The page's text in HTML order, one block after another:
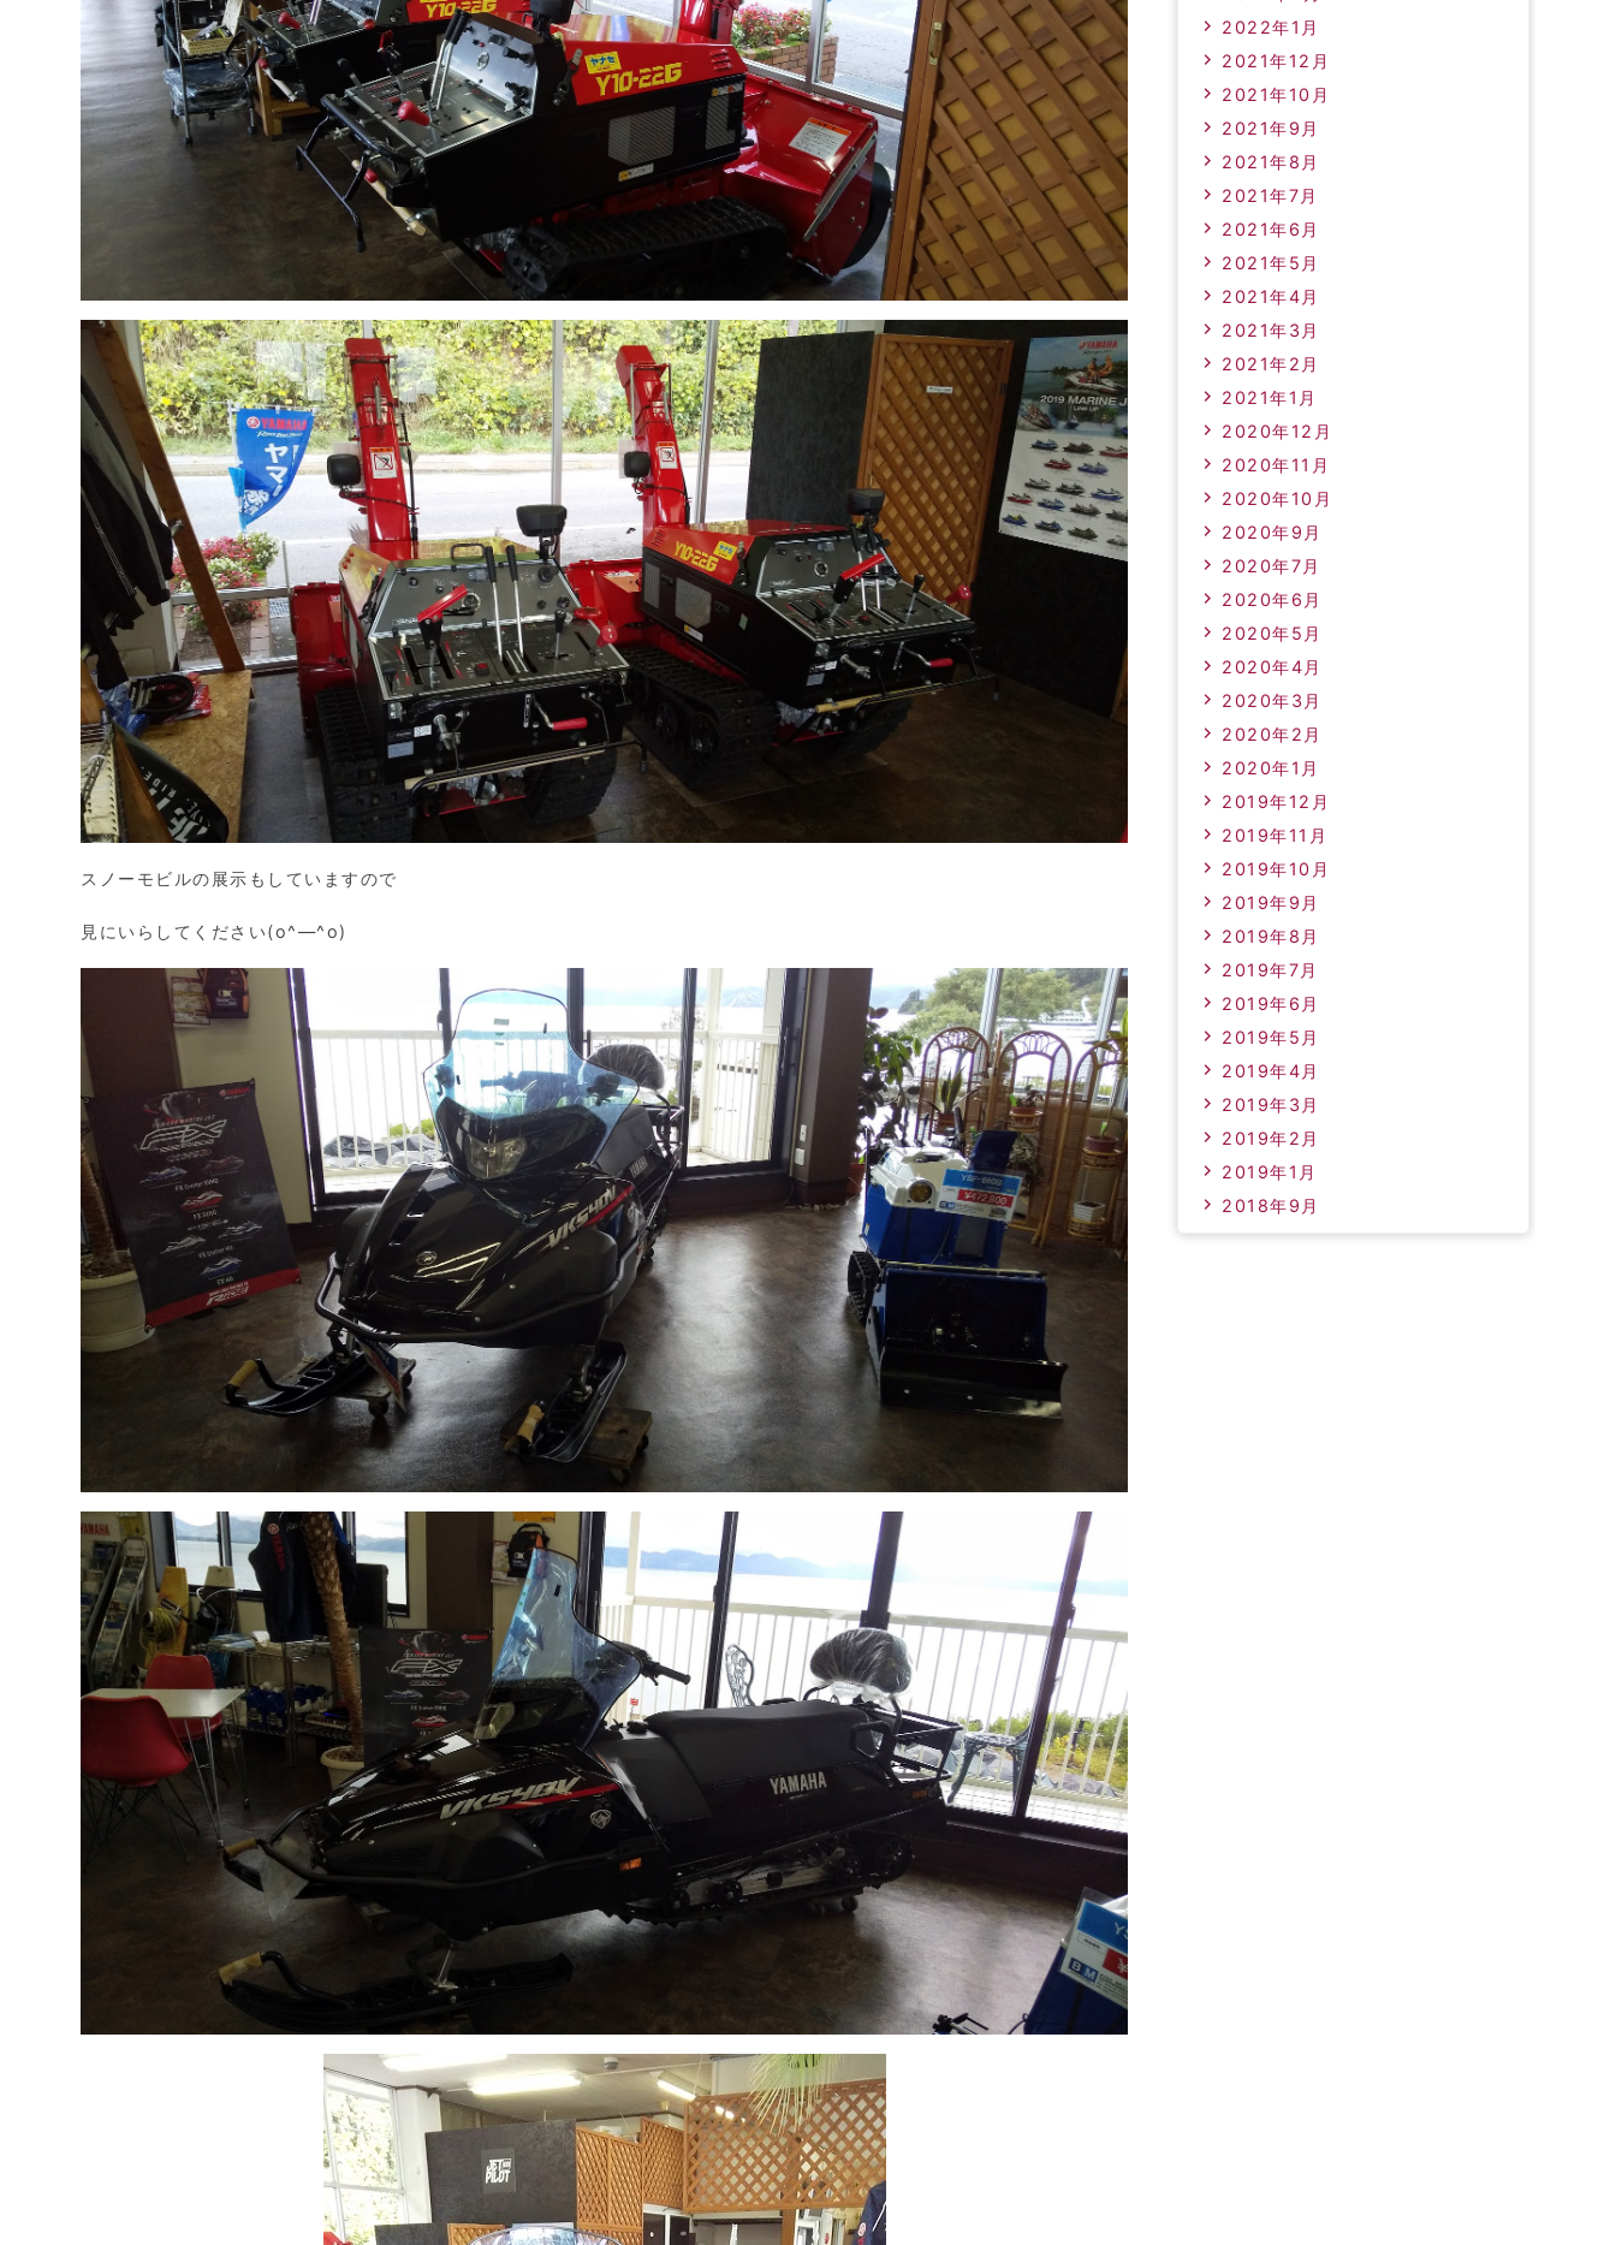
スノーモビルの展示もしていますので
見にいらしてください(o^―^o)
2022年1月
2021年12月
2021年10月
2021年9月
2021年8月
2021年7月
2021年6月
2021年5月
2021年4月
2021年3月
2021年2月
2021年1月
2020年12月
2020年11月
2020年10月
2020年9月
2020年7月
2020年6月
2020年5月
2020年4月
2020年3月
2020年2月
2020年1月
2019年12月
2019年11月
2019年10月
2019年9月
2019年8月
2019年7月
2019年6月
2019年5月
2019年4月
2019年3月
2019年2月
2019年1月
2018年9月